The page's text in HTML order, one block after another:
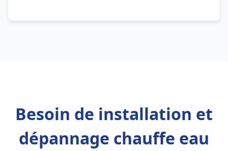
Besoin de installation et
dépannage chauffe eau